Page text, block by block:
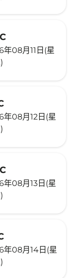
年08月11日(星
年08月12日(星
年08月13日(星
年08月14日(星